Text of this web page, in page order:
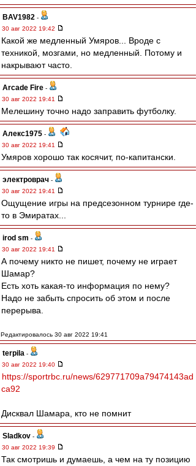
BAV1982 -
30 авг 2022 19:42
Какой же медленный Умяров... Вроде с
техникой, мозгами, но медленный. Потому и
накрывают часто.
Arcade Fire -
30 авг 2022 19:41
Мелешину точно надо заправить футболку.
Алекс1975 -
30 авг 2022 19:41
Умяров хорошо так косячит, по-капитански.
электроврач -
30 авг 2022 19:41
Ощущение игры на предсезонном турнире где-
то в Эмиратах...
irod sm -
30 авг 2022 19:41
А почему никто не пишет, почему не играет
Шамар?
Есть хоть какая-то информация по нему?
Надо не забыть спросить об этом и после
перерыва.
Редактировалось 30 авг 2022 19:41
terpila -
30 авг 2022 19:40
https://sportrbc.ru/news/629771709a79474143ad
ca92
Дисквал Шамара, кто не помнит
Sladkov -
30 авг 2022 19:39
Так смотришь и думаешь, а чем на ту позицию